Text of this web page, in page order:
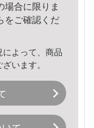
場合に限りま
をご確認くだ
よって、商品
います。